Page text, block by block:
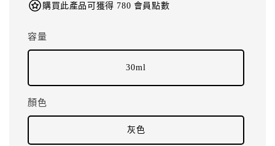
購買此產品可獲得 780 會員點數
容量
30ml
顏色
灰色